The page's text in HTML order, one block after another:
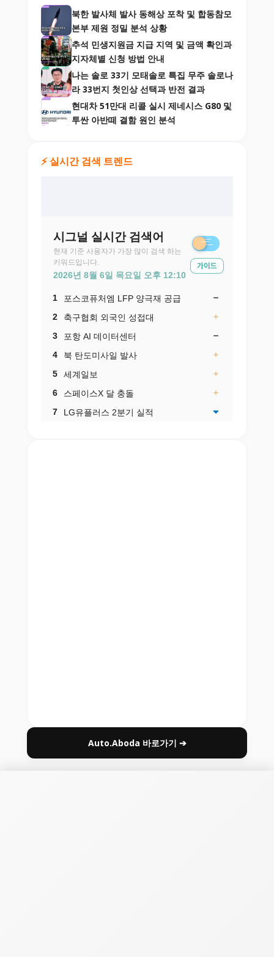
북한 발사체 발사 동해상 포착 및 합동참모
본부 제원 정밀 분석 상황
추석 민생지원금 지급 지역 및 금액 확인과
지자체별 신청 방법 안내
나는 솔로 33기 모태솔로 특집 무주 솔로나
라 33번지 첫인상 선택과 반전 결과
현대차 51만대 리콜 실시 제네시스 G80 및
투싼 아반떼 결함 원인 분석
⚡ 실시간 검색 트렌드
Auto.Aboda 바로가기 ➔